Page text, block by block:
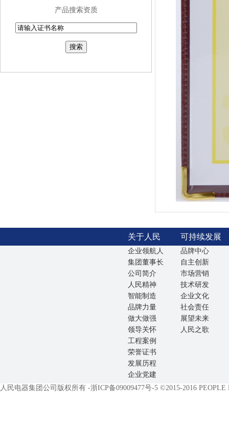
产品搜索资质
关于人民 可持续发展
企业领航人
集团董事长
公司简介
人民精神
智能制造
品牌力量
做大做强
领导关怀
工程案例
荣誉证书
发展历程
企业党建
品牌中心
自主创新
市场营销
技术研发
企业文化
社会责任
展望未来
人民之歌
人民电器集团公司版权所有 -浙ICP备09009477号-5 ©2015-2016 PEOPLE